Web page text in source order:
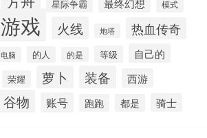
星际争霸 最终幻想 模式
游戏 火线 炮塔 热血传奇
电脑 的人 的是 等级 自己的
荣耀 萝卜 装备 西游
谷物 账号 跑跑 都是 骑士